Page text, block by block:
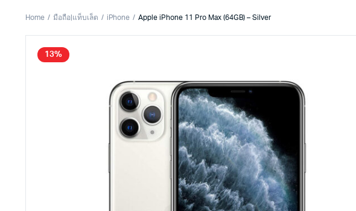
Home มือถือ|แท็บเล็ต iPhone Apple iPhone 11 Pro Max (64GB) – Silver
13%